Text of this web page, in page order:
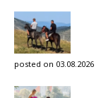
posted on 03.08.2026